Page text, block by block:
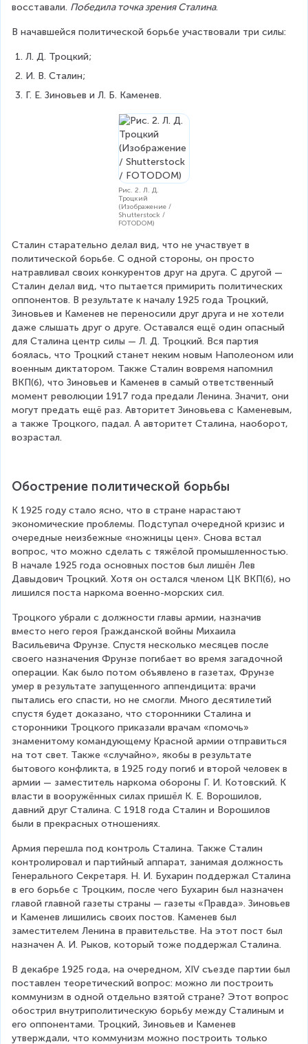
восставали. Победила точка зрения Сталина.
В начавшейся политической борьбе участвовали три силы:
Л. Д. Троцкий;
И. В. Сталин;
Г. Е. Зиновьев и Л. Б. Каменев.
Рис. 2. Л. Д.
Троцкий
(Изображение /
Shutterstock /
FOTODOM)
Сталин старательно делал вид, что не участвует в
политической борьбе. С одной стороны, он просто
натравливал своих конкурентов друг на друга. С другой —
Сталин делал вид, что пытается примирить политических
оппонентов. В результате к началу 1925 года Троцкий,
Зиновьев и Каменев не переносили друг друга и не хотели
даже слышать друг о друге. Оставался ещё один опасный
для Сталина центр силы — Л. Д. Троцкий. Вся партия
боялась, что Троцкий станет неким новым Наполеоном или
военным диктатором. Также Сталин вовремя напомнил
ВКП(б), что Зиновьев и Каменев в самый ответственный
момент революции 1917 года предали Ленина. Значит, они
могут предать ещё раз. Авторитет Зиновьева с Каменевым,
а также Троцкого, падал. А авторитет Сталина, наоборот,
возрастал.
Обострение политической борьбы
К 1925 году стало ясно, что в стране нарастают
экономические проблемы. Подступал очередной кризис и
очередные неизбежные «ножницы цен». Снова встал
вопрос, что можно сделать с тяжёлой промышленностью.
В начале 1925 года основных постов был лишён Лев
Давыдович Троцкий. Хотя он остался членом ЦК ВКП(б), но
лишился поста наркома военно-морских сил.
Троцкого убрали с должности главы армии, назначив
вместо него героя Гражданской войны Михаила
Васильевича Фрунзе. Спустя несколько месяцев после
своего назначения Фрунзе погибает во время загадочной
операции. Как было потом объявлено в газетах, Фрунзе
умер в результате запущенного аппендицита: врачи
пытались его спасти, но не смогли. Много десятилетий
спустя будет доказано, что сторонники Сталина и
сторонники Троцкого приказали врачам «помочь»
знаменитому командующему Красной армии отправиться
на тот свет. Также «случайно», якобы в результате
бытового конфликта, в 1925 году погиб и второй человек в
армии — заместитель наркома обороны Г. И. Котовский. К
власти в вооружённых силах пришёл К. Е. Ворошилов,
давний друг Сталина. С 1918 года Сталин и Ворошилов
были в прекрасных отношениях.
Армия перешла под контроль Сталина. Также Сталин
контролировал и партийный аппарат, занимая должность
Генерального Секретаря. Н. И. Бухарин поддержал Сталина
в его борьбе с Троцким, после чего Бухарин был назначен
главой главной газеты страны — газеты «Правда». Зиновьев
и Каменев лишились своих постов. Каменев был
заместителем Ленина в правительстве. На этот пост был
назначен А. И. Рыков, который тоже поддержал Сталина.
В декабре 1925 года, на очередном, XIV съезде партии был
поставлен теоретический вопрос: можно ли построить
коммунизм в одной отдельно взятой стране? Этот вопрос
обострил внутриполитическую борьбу между Сталиным и
его оппонентами. Троцкий, Зиновьев и Каменев
утверждали, что коммунизм можно построить только